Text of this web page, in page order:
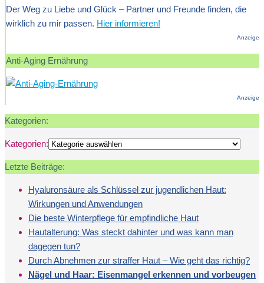
Der Weg zu Liebe und Glück – Partner und Freunde finden, die
wirklich zu mir passen. Hier informieren!
Anzeige
Anti-Aging Ernährung
Anzeige
Kategorien:
Kategorien:
Letzte Beiträge:
Hyaluronsäure als Schlüssel zur jugendlichen Haut:
Wirkungen und Anwendungen
Die beste Winterpflege für empfindliche Haut
Hautalterung: Was steckt dahinter und was kann man
dagegen tun?
Durch Abnehmen zur straffer Haut – Wie geht das richtig?
Nägel und Haar: Eisenmangel erkennen und vorbeugen